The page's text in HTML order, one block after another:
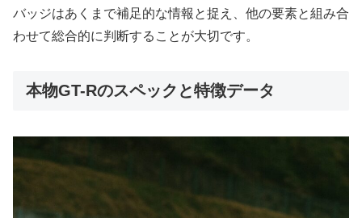
バッジはあくまで補足的な情報と捉え、他の要素と組み合
わせて総合的に判断することが大切です。
本物GT-Rのスペックと特徴データ